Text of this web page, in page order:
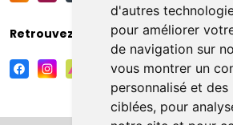
d'autres
pour améliorer
de navigation sur
vous montrer un
personnalisé et
ciblées, pour
Retrouvez-nous sur vos réseaux